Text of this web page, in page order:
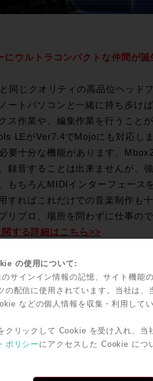
にウルトラコンパクトな仲間が
同じクオリティの高品位ヘッド
ートパソコンと一緒に持ち歩け
ス作業や、編集作業を行うこと
LEがVer7.4でMojoにも対応し
要十分な機能があります。
録音することは出来ませんが、
もちろんMIDIインターフェース
すればこれだけでの音楽制作も
リプロ、場所を問わずに仕事の
する詳細はこちら>>
談は、下記お問い合わせフォ
ルにてもお待ちしております。
梓澤、伊藤、前田までお気軽にど
の使用について:
サインイン情報の記憶、サイト機能
の配信に使用されています。当社は、
などの個人情報を収集・利用してい
クリックして Cookie を受け入れ、当
ポリシーにアクセスした Cookie につ